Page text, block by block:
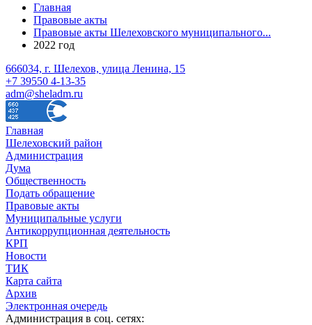
Главная
Правовые акты
Правовые акты Шелеховского муниципального...
2022 год
666034, г. Шелехов, улица Ленина, 15
+7 39550 4-13-35
adm@sheladm.ru
Главная
Шелеховский район
Администрация
Дума
Общественность
Подать обращение
Правовые акты
Муниципальные услуги
Антикоррупционная деятельность
КРП
Новости
ТИК
Карта сайта
Архив
Электронная очередь
Администрация в соц. сетях: